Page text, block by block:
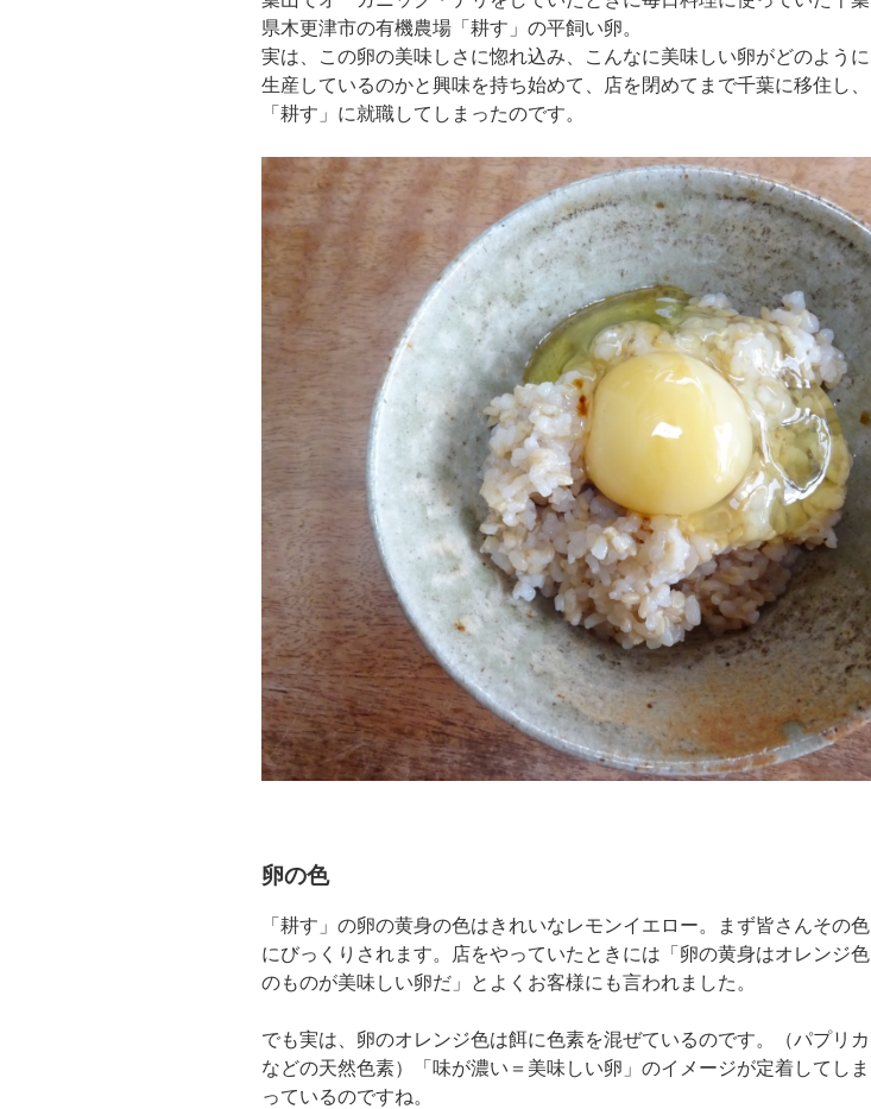
県木更津市の有機農場「耕す」の平飼い卵。
実は、この卵の美味しさに惚れ込み、こんなに美味しい卵がどのように
生産しているのかと興味を持ち始めて、店を閉めてまで千葉に移住し、
「耕す」に就職してしまったのです。
卵の色
「耕す」の卵の黄身の色はきれいなレモンイエロー。まず皆さんその色
にびっくりされます。店をやっていたときには「卵の黄身はオレンジ色
のものが美味しい卵だ」とよくお客様にも言われました。
でも実は、卵のオレンジ色は餌に色素を混ぜているのです。（パプリカ
などの天然色素）「味が濃い＝美味しい卵」のイメージが定着してしま
っているのですね。